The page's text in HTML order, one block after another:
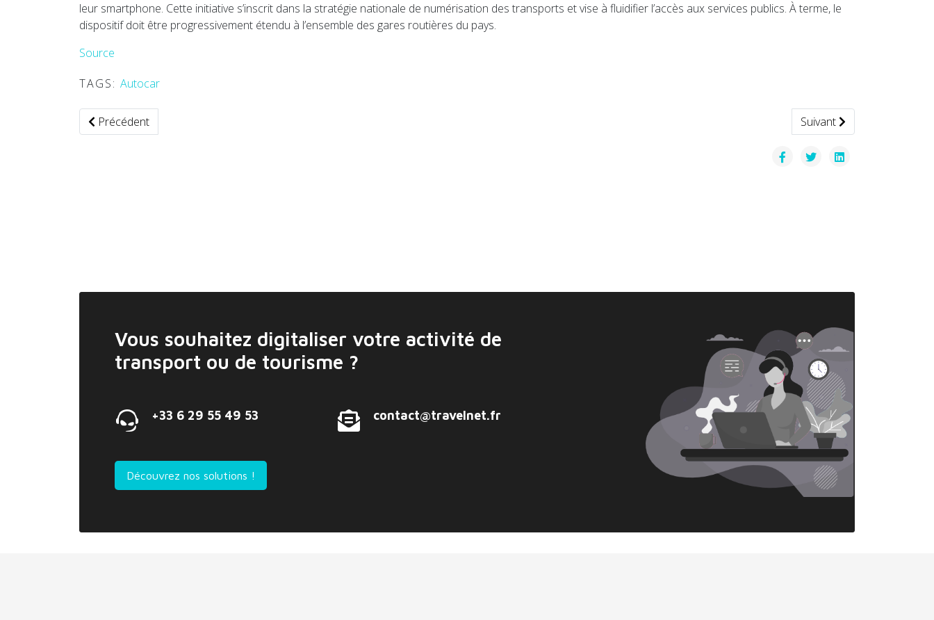
leur smartphone. Cette initiative s’inscrit dans la stratégie nationale de numérisation des transports et vise à fluidifier l’accès aux services publics. À terme, le
dispositif doit être progressivement étendu à l’ensemble des gares routières du pays.
Source
TAGS: Autocar
Article précédent : France — La carte bancaire devient un ticket de bus en Île-de-France
Précédent Article suivant : Chine —
Suivant
Vous souhaitez digitaliser votre activité de
transport ou de tourisme ?
+33 6 29 55 49 53 contact@travelnet.fr
Découvrez nos solutions !